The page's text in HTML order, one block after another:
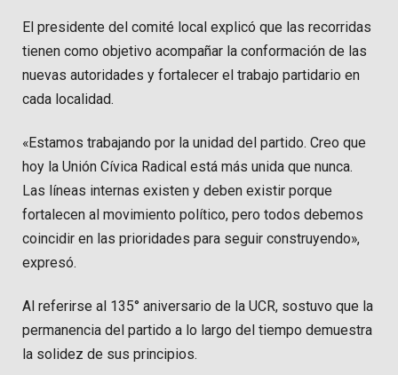
El presidente del comité local explicó que las recorridas
tienen como objetivo acompañar la conformación de las
nuevas autoridades y fortalecer el trabajo partidario en
cada localidad.
«Estamos trabajando por la unidad del partido. Creo que
hoy la Unión Cívica Radical está más unida que nunca.
Las líneas internas existen y deben existir porque
fortalecen al movimiento político, pero todos debemos
coincidir en las prioridades para seguir construyendo»,
expresó.
Al referirse al 135° aniversario de la UCR, sostuvo que la
permanencia del partido a lo largo del tiempo demuestra
la solidez de sus principios.